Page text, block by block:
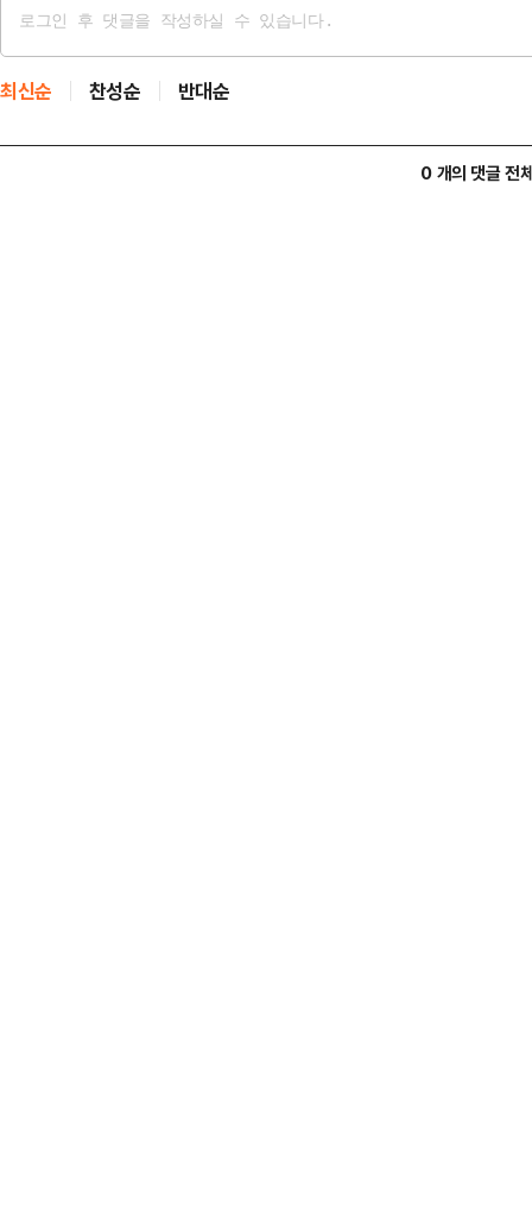
최신순 찬성순 반대순
0 개의 댓글 전